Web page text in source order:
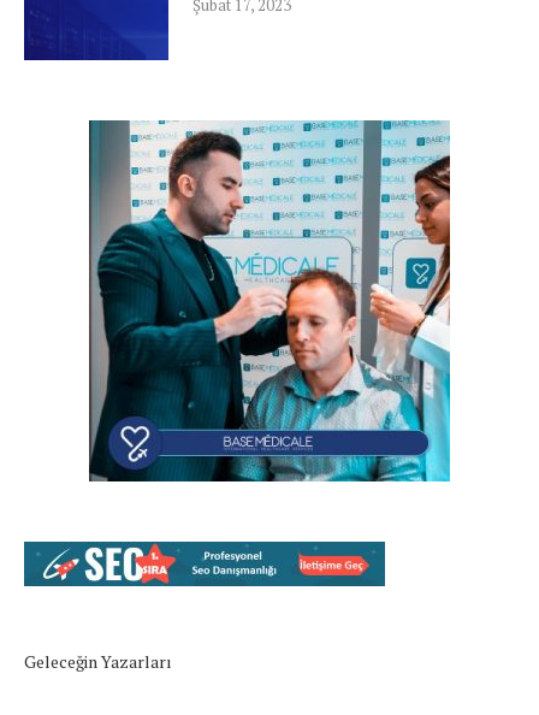
Şubat 17, 2023
Geleceğin Yazarları